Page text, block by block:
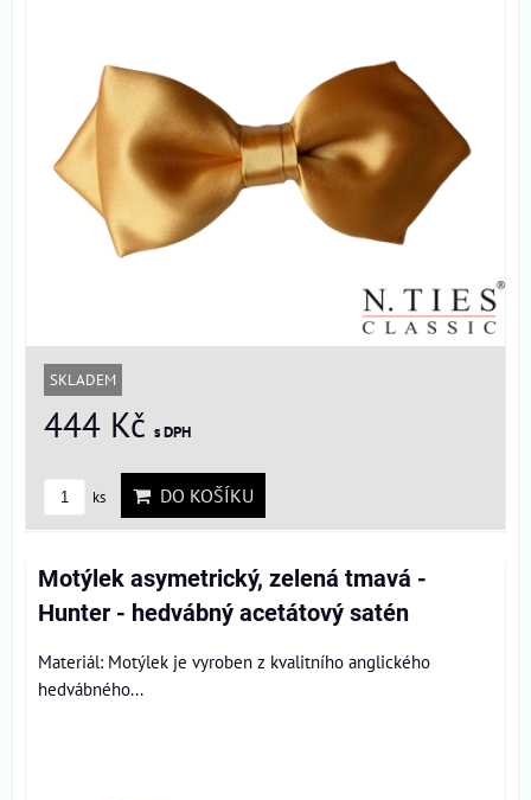
SKLADEM
444 Kč s DPH
ks DO KOŠÍKU
Motýlek asymetrický, zelená tmavá -
Hunter - hedvábný acetátový satén
Materiál: Motýlek je vyroben z kvalitního anglického
hedvábného...